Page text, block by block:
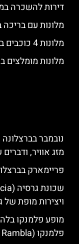
דירות להשכרה
מלונות עם
מלונות 4 כוכבים בברצלונה
מלונות מומלצים
נובמבר
מזג אוויר,
פריימארק
ויצירות מופת של
מופע פלמנקו
פלמנקו (La Rambla)